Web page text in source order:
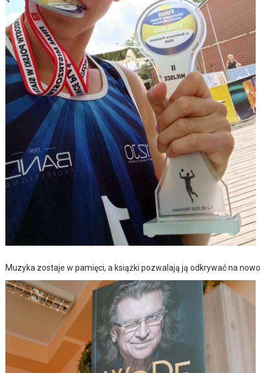
Muzyka zostaje w pamięci, a książki pozwalają ją odkrywać na nowo